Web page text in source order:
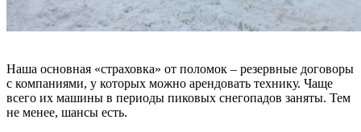
Наша основная «страховка» от поломок – резервные договоры
с компаниями, у которых можно арендовать технику. Чаще
всего их машины в периоды пиковых снегопадов заняты. Тем
не менее, шансы есть.